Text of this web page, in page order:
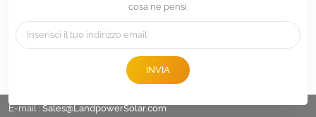
cosa ne pensi.
INVIA
E-mail :Sales@LandpowerSolar.com